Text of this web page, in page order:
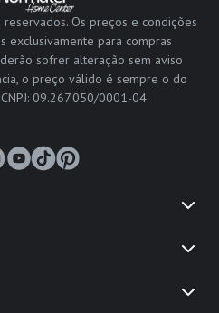
Os preços e condições
exclusivamente para compras
sofrer alteração sem aviso
o preço válido é sempre o do
09.267.050/0001-04.